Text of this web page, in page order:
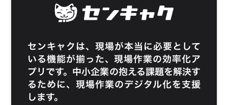
センキャクは、現場が本当に必要として
いる機能が揃った、現場作業の効率化ア
プリです。中小企業の抱える課題を解決す
るために、現場作業のデジタル化を支援
します。